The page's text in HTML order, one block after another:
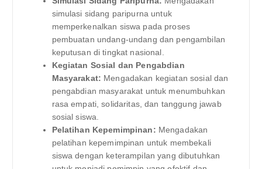
simulasi sidang paripurna untuk
memperkenalkan siswa pada proses
pembuatan undang-undang dan pengambilan
keputusan di tingkat nasional.
Kegiatan Sosial dan Pengabdian
Masyarakat: Mengadakan kegiatan sosial dan
pengabdian masyarakat untuk menumbuhkan
rasa empati, solidaritas, dan tanggung jawab
sosial siswa.
Pelatihan Kepemimpinan: Mengadakan
pelatihan kepemimpinan untuk membekali
siswa dengan keterampilan yang dibutuhkan